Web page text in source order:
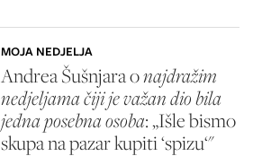
MOJA NEDJELJA
Andrea Šušnjara onajdražim
nedjeljama čiji je važan dio bila
jedna posebna osoba: „Išle bismo
skupa na pazar kupiti ‘spizu‘"